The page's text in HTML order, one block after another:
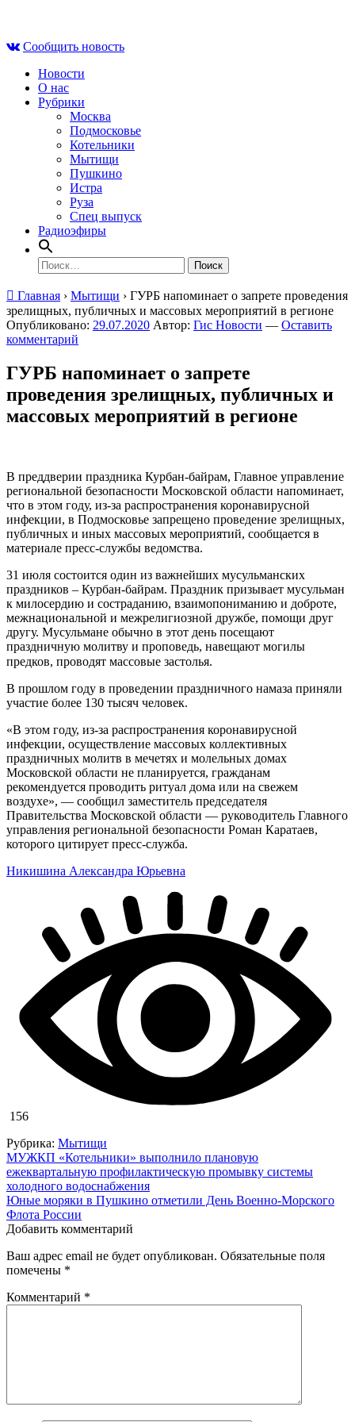
contentСообщить новость
Новости
О нас
Рубрики
Москва
Подмосковье
Котельники
Мытищи
Пушкино
Истра
Руза
Спец выпуск
Радиоэфиры
Найти:
Главная › Мытищи › ГУРБ напоминает о запрете проведения
зрелищных, публичных и массовых мероприятий в регионе
Опубликовано: 29.07.2020 Автор: Гис Новости — Оставить
комментарий
ГУРБ напоминает о запрете
проведения зрелищных, публичных и
массовых мероприятий в регионе
В преддверии праздника Курбан-байрам, Главное управление
региональной безопасности Московской области напоминает,
что в этом году, из-за распространения коронавирусной
инфекции, в Подмосковье запрещено проведение зрелищных,
публичных и иных массовых мероприятий, сообщается в
материале пресс-службы ведомства.
31 июля состоится один из важнейших мусульманских
праздников – Курбан-байрам. Праздник призывает мусульман
к милосердию и состраданию, взаимопониманию и доброте,
межнациональной и межрелигиозной дружбе, помощи друг
другу. Мусульмане обычно в этот день посещают
праздничную молитву и проповедь, навещают могилы
предков, проводят массовые застолья. ⠀
В прошлом году в проведении праздничного намаза приняли
участие более 130 тысяч человек.
«В этом году, из-за распространения коронавирусной
инфекции, осуществление массовых коллективных
праздничных молитв в мечетях и молельных домах
Московской области не планируется, гражданам
рекомендуется проводить ритуал дома или на свежем
воздухе», — сообщил заместитель председателя
Правительства Московской области — руководитель Главного
управления региональной безопасности Роман Каратаев,
которого цитирует пресс-служба.
Никишина Александра Юрьевна
156
Рубрика: Мытищи
Навигация
по
записям
МУЖКП «Котельники» выполнило плановую
ежеквартальную профилактическую промывку системы
холодного водоснабжения
Юные моряки в Пушкино отметили День Военно-Морского
Флота России
Добавить комментарий
Ваш адрес email не будет опубликован. Обязательные поля
помечены *
Комментарий *